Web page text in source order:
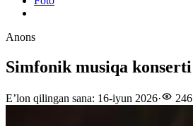
Anons
Simfonik musiqa konserti
E’lon qilingan sana: 16-iyun 2026· 246